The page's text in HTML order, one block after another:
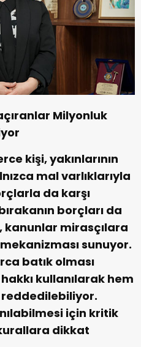
Milyonluk
kişi, yakınlarının
mal varlıklarıyla
da karşı
borçları da
kanunlar mirasçılara
sunuyor.
batık olması
kullanılarak hem
için kritik
dikkat